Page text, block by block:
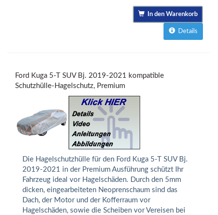
In den Warenkorb
Details
Ford Kuga 5-T SUV Bj. 2019-2021 kompatible
Schutzhülle-Hagelschutz, Premium
Die Hagelschutzhülle für den Ford Kuga 5-T SUV Bj.
2019-2021 in der Premium Ausführung schützt Ihr
Fahrzeug ideal vor Hagelschäden. Durch den 5mm
dicken, eingearbeiteten Neoprenschaum sind das
Dach, der Motor und der Kofferraum vor
Hagelschäden, sowie die Scheiben vor Vereisen bei